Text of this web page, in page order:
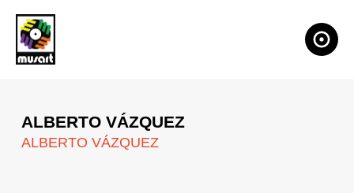
ALBERTO VÁZQUEZ
ALBERTO VÁZQUEZ